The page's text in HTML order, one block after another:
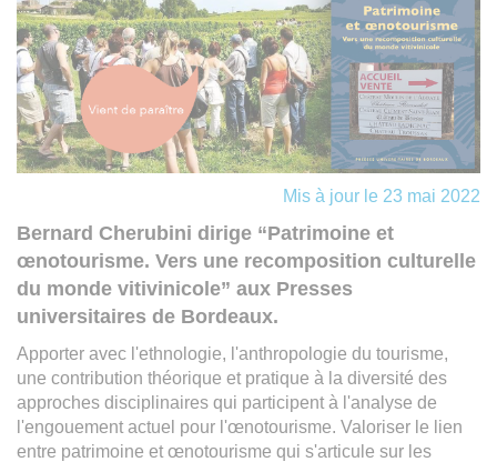
Mis à jour le 23 mai 2022
Bernard Cherubini dirige “Patrimoine et
œnotourisme. Vers une recomposition culturelle
du monde vitivinicole” aux Presses
universitaires de Bordeaux.
Apporter avec l'ethnologie, l'anthropologie du tourisme,
une contribution théorique et pratique à la diversité des
approches disciplinaires qui participent à l'analyse de
l'engouement actuel pour l'œnotourisme. Valoriser le lien
entre patrimoine et œnotourisme qui s'articule sur les